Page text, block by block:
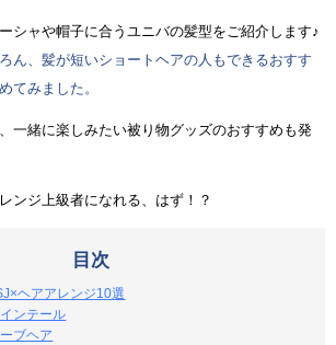
シャや帽子に合うユニバの髪型をご紹介します♪
ん、髪が短いショートヘアの人もできるおすす
てみました。
一緒に楽しみたい被り物グッズのおすすめも発
ンジ上級者になれる、はず！？
目次
ヘアアレンジ10選
ンテール
ブヘア